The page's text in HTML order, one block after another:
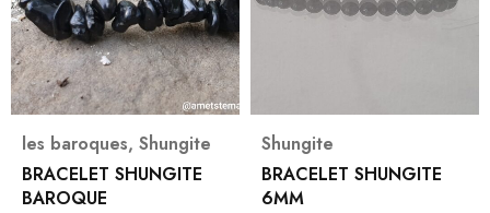
les baroques, Shungite
BRACELET SHUNGITE
BAROQUE
Shungite
BRACELET SHUNGITE
6MM